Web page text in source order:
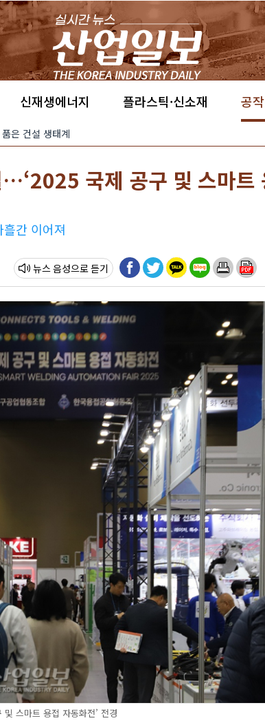
신재생에너지 플라스틱·신소재 공
은 건설 생태계
국제 공구 및 스마트
간 이어져
뉴스 음성
및 스마트 용접 자동화전’ 전경